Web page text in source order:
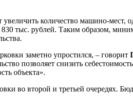
увеличить количество машино-мест,
тыс. рублей. Таким образом,
заметно упростился, – говорит
позволяет снизить
объекта».
во второй и третьей очередях.